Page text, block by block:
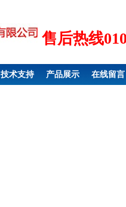
售后热线
技术支持 产品展示 在线留言